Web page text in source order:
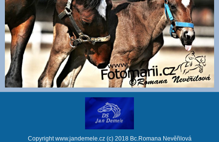
Copyright www.jandemele.cz (c) 2018 Bc.Romana Nevěřilová